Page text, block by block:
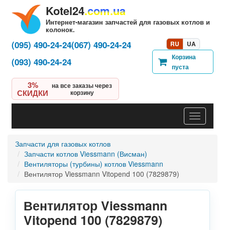
Kotel24.com.ua
Интернет-магазин запчастей для газовых котлов и
колонок.
3%
СКИДКИ
на все заказы через
корзину
(095) 490-24-24(067) 490-24-24
(093) 490-24-24
RU
UA
Корзина
пуста
Запчасти для газовых котлов
Запчасти котлов Viessmann (Висман)
Вентиляторы (турбины) котлов Viessmann
Вентилятор Viessmann Vitopend 100 (7829879)
Вентилятор Viessmann
Vitopend 100 (7829879)